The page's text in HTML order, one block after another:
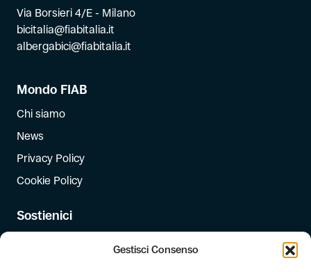
Gestisci Consenso
Via Borsieri 4/E - Milano
bicitalia@fiabitalia.it
albergabici@fiabitalia.it
Mondo FIAB
Chi siamo
News
Privacy Policy
Cookie Policy
Sostienici